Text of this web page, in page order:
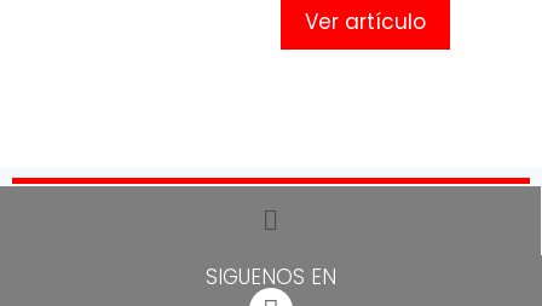
Ver artículo
SIGUENOS EN